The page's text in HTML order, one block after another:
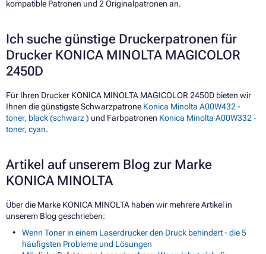
kompatible Patronen und 2 Originalpatronen an.
Ich suche günstige Druckerpatronen für
Drucker KONICA MINOLTA MAGICOLOR
2450D
Für Ihren Drucker KONICA MINOLTA MAGICOLOR 2450D bieten wir
Ihnen die günstigste Schwarzpatrone Konica Minolta A00W432 -
toner, black (schwarz ) und Farbpatronen Konica Minolta A00W332 -
toner, cyan.
Artikel auf unserem Blog zur Marke
KONICA MINOLTA
Über die Marke KONICA MINOLTA haben wir mehrere Artikel in
unserem Blog geschrieben:
Wenn Toner in einem Laserdrucker den Druck behindert - die 5
häufigsten Probleme und Lösungen